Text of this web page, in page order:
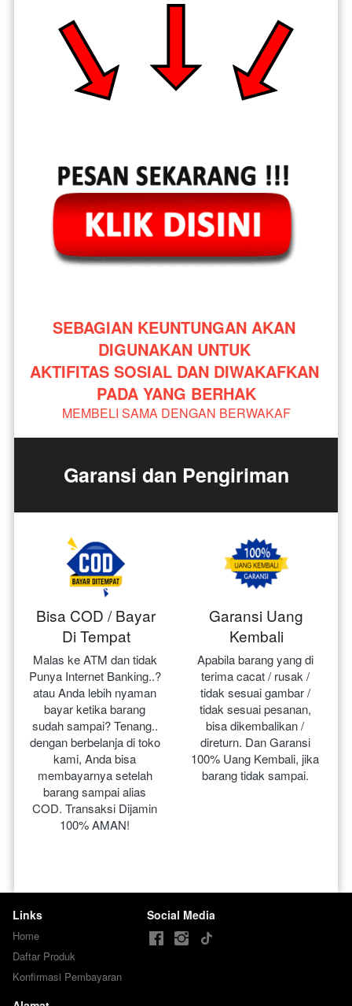
SEBAGIAN KEUNTUNGAN AKAN
DIGUNAKAN UNTUK
AKTIFITAS SOSIAL DAN DIWAKAFKAN
PADA YANG BERHAK
MEMBELI SAMA DENGAN BERWAKAF
Garansi dan Pengiriman
Bisa COD / Bayar
Di Tempat
Malas ke ATM dan tidak
Punya Internet Banking..?
atau Anda lebih nyaman
bayar ketika barang
sudah sampai? Tenang..
dengan berbelanja di toko
kami, Anda bisa
membayarnya setelah
barang sampai alias
COD. Transaksi Dijamin
100% AMAN!
Garansi Uang
Kembali
Apabila barang yang di
terima cacat / rusak /
tidak sesuai gambar /
tidak sesuai pesanan,
bisa dikembalikan /
direturn. Dan Garansi
100% Uang Kembali, jika
barang tidak sampai.
Links
Home
Daftar Produk
Konfirmasi Pembayaran
Social Media